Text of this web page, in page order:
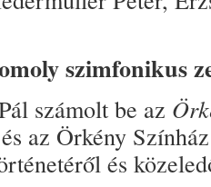
szimfonikus
számolt be az
az Örkény
és